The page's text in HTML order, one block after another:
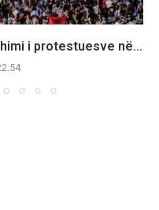
i protestuesve në...